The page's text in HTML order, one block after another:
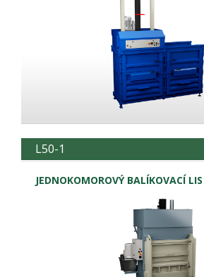
L50-1
JEDNOKOMOROVÝ BALÍKOVACÍ LIS